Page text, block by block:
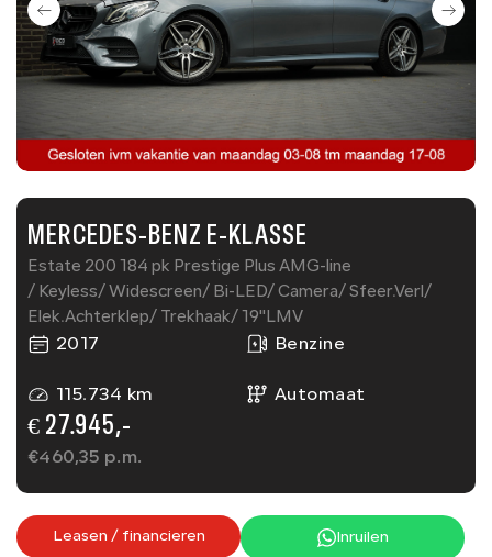
MERCEDES-BENZ E-KLASSE
Estate 200 184 pk Prestige Plus AMG-line
/ Keyless/ Widescreen/ Bi-LED/ Camera/ Sfeer.Verl/
Elek.Achterklep/ Trekhaak/ 19''LMV
2017 Benzine
115.734 km Automaat
€ 27.945,-
€460,35 p.m.
Leasen / financieren Inruilen